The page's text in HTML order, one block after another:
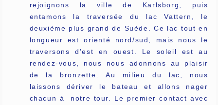
rejoignons la ville de Karlsborg, puis
entamons la traversée du lac Vattern, le
deuxième plus grand de Suède. Ce lac tout en
longueur est orienté nord/sud, mais nous le
traversons d’est en ouest. Le soleil est au
rendez-vous, nous nous adonnons au plaisir
de la bronzette. Au milieu du lac, nous
laissons dériver le bateau et allons nager
chacun à notre tour. Le premier contact avec